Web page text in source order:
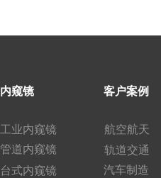
内窥镜
工业内窥镜
管道内窥镜
台式内窥镜
客户案例
航空航天
轨道交通
汽车制造